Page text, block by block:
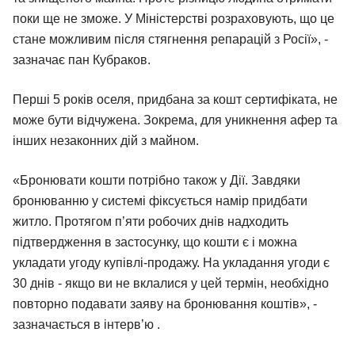
поки ще не зможе. У Міністерстві розраховують, що це
стане можливим після стягнення репарацій з Росії», -
зазначає пан Кубраков.
Перші 5 років оселя, придбана за кошт сертифіката, не
може бути відчужена. Зокрема, для уникнення афер та
інших незаконних дій з майном.
«Бронювати кошти потрібно також у Дії. Завдяки
бронюванню у системі фіксується намір придбати
житло. Протягом п’яти робочих днів надходить
підтвердження в застосунку, що кошти є і можна
укладати угоду купівлі-продажу. На укладання угоди є
30 днів - якщо ви не вклалися у цей термін, необхідно
повторно подавати заяву на бронювання коштів», -
зазначається в інтерв’ю .